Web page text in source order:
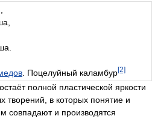
. Поцелуйный каламбур[2]
полной пластической яркости
творений, в которых понятие и
совпадают и производятся